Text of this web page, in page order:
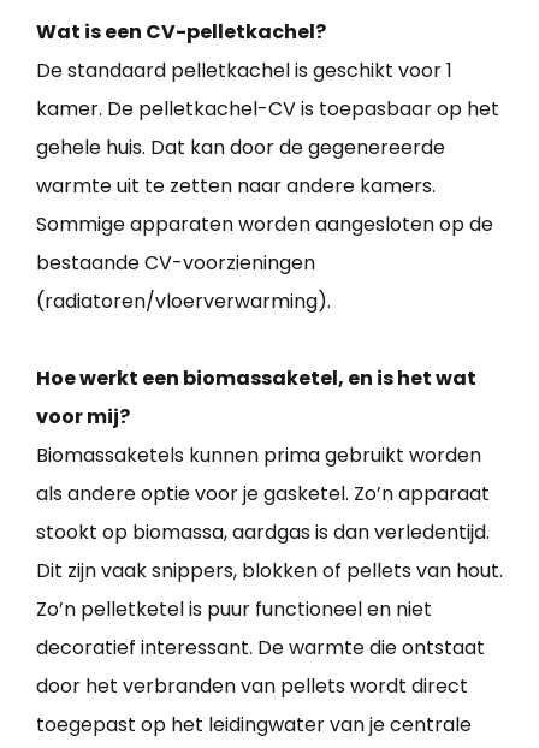
Wat is een CV-pelletkachel?
De standaard pelletkachel is geschikt voor 1
kamer. De pelletkachel-CV is toepasbaar op het
gehele huis. Dat kan door de gegenereerde
warmte uit te zetten naar andere kamers.
Sommige apparaten worden aangesloten op de
bestaande CV-voorzieningen
(radiatoren/vloerverwarming).
Hoe werkt een biomassaketel, en is het wat
voor mij?
Biomassaketels kunnen prima gebruikt worden
als andere optie voor je gasketel. Zo’n apparaat
stookt op biomassa, aardgas is dan verledentijd.
Dit zijn vaak snippers, blokken of pellets van hout.
Zo’n pelletketel is puur functioneel en niet
decoratief interessant. De warmte die ontstaat
door het verbranden van pellets wordt direct
toegepast op het leidingwater van je centrale